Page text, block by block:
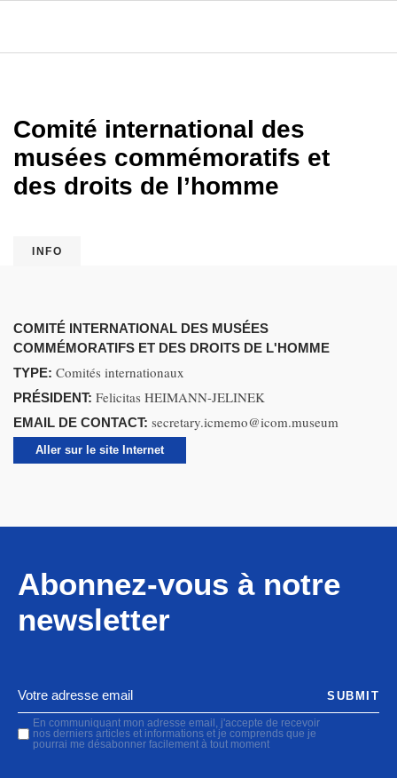
Comité international des
musées commémoratifs et
des droits de l’homme
INFO
COMITÉ INTERNATIONAL DES MUSÉES
COMMÉMORATIFS ET DES DROITS DE L'HOMME
TYPE: Comités internationaux
PRÉSIDENT: Felicitas HEIMANN-JELINEK
EMAIL DE CONTACT: secretary.icmemo@icom.museum
Aller sur le site Internet
Abonnez-vous à notre
newsletter
En communiquant mon adresse email, j'accepte de recevoir
nos derniers articles et informations et je comprends que je
pourrai me désabonner facilement à tout moment
SUBMIT